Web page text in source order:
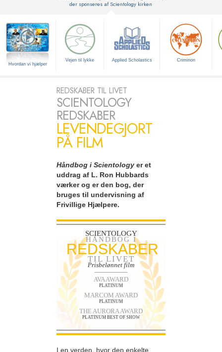
der sponseres af Scientology kirken
Hvordan vi hjælper
Vejen til lykke Applied Scholastics Criminon
REDSKABER TIL LIVET
SCIENTOLOGY
REDSKABER
LEVENDEGJORT
PÅ FILM
Håndbog i Scientology er et
uddrag af L. Ron Hubbards
værker og er den bog, der
bruges til undervisning af
Frivillige Hjælpere.
SCIENTOLOGY
HÅNDBOG I
REDSKABER
TIL LIVET
Prisbelønnet film
AVA AWARD
PLATINUM
MARCOM AWARD
PLATINUM
THE AURORA AWARD
PLATINUM BEST OF SHOW
I en verden, hvor den enkelte